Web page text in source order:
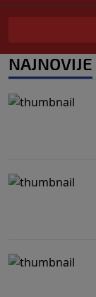
NAJNOVIJE